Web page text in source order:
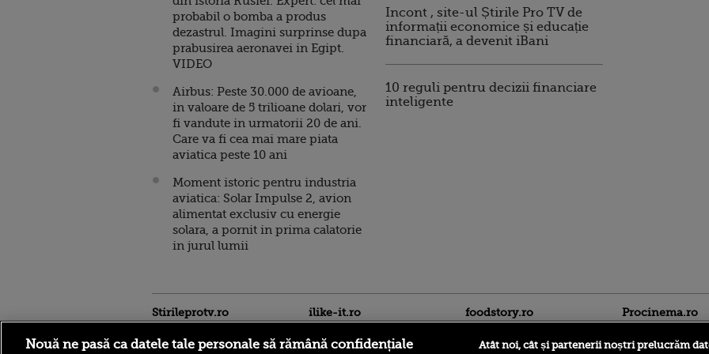
probabil o bomba a produs
dezastrul. Imagini surprinse dupa
prabusirea aeronavei in Egipt.
VIDEO
Airbus: Peste 30.000 de avioane,
in valoare de 5 trilioane dolari, vor
fi vandute in urmatorii 20 de ani.
Care va fi cea mai mare piata
aviatica peste 10 ani
Moment istoric pentru industria
aviatica: Solar Impulse 2, avion
alimentat exclusiv cu energie
solara, a pornit in prima calatorie
in jurul lumii
Incont , site-ul Știrile Pro TV de
informații economice și educație
financiară, a devenit iBani
10 reguli pentru decizii financiare
inteligente
Stirileprotv.ro ilike-it.ro foodstory.ro Procinema.ro
Nouă ne pasă ca datele tale personale să rămână confidențiale Atât noi, cât și partenerii noștri prelucrăm